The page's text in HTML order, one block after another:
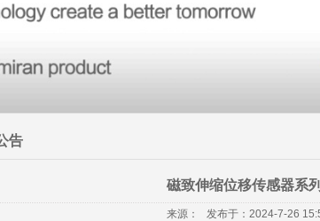
2025 国际橡塑展 2025-3-7
会
26
2024-5-20
告
磁致伸缩位移传感器系
来源： 发布于：2024-7-26